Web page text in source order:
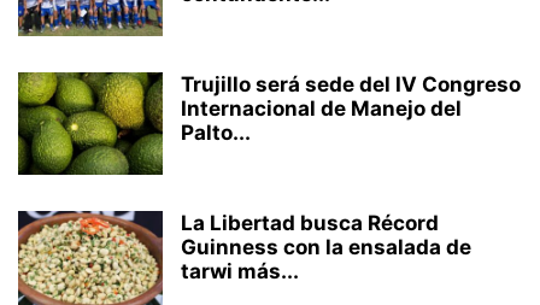
Trujillo será sede del IV Congreso
Internacional de Manejo del
Palto...
La Libertad busca Récord
Guinness con la ensalada de
tarwi más...